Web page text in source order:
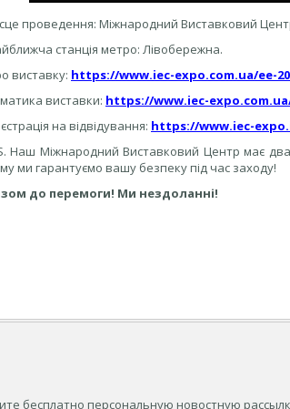
проведення: Міжнародний Виставковий
станція метро: Лівобережна.
виставку: https://www.iec-expo.com.ua/ee-
виставки: https://www.iec-
на відвідування: https://www.iec-
Наш Міжнародний Виставковий Центр має два
ми гарантуємо вашу безпеку під час заходу!
до перемоги! Ми нездоланні!
бесплатно персональную новостную